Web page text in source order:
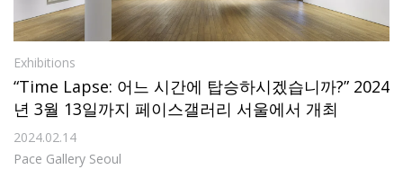
Exhibitions
“Time Lapse: 어느 시간에 탑승하시겠습니까?” 2024
년 3월 13일까지 페이스갤러리 서울에서 개최
2024.02.14
Pace Gallery Seoul